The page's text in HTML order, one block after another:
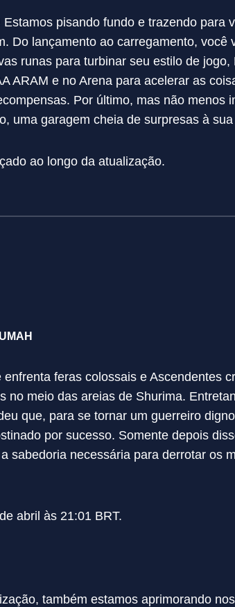
pisando fundo e trazendo para
Do lançamento ao carregamento, você
runas para turbinar seu estilo de
ARAM e no Arena para acelerar as
Por último, mas não menos
uma garagem cheia de surpresas à
ao longo da atualização.
feras colossais e Ascendentes
meio das areias de Shurima.
que, para se tornar um guerreiro
por sucesso. Somente depois
sabedoria necessária para derrotar os
abril às 21:01 BRT.
também estamos aprimorando